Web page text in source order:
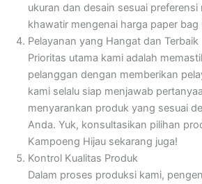
ukuran dan desain sesuai preferensi
khawatir mengenai harga paper bag
Pelayanan yang Hangat dan Terbaik
Prioritas utama kami adalah
pelanggan dengan memberikan
kami selalu siap menjawab
menyarankan produk yang sesuai
Anda. Yuk, konsultasikan pilihan
Kampoeng Hijau sekarang juga!
Kontrol Kualitas Produk
Dalam proses produksi kami,